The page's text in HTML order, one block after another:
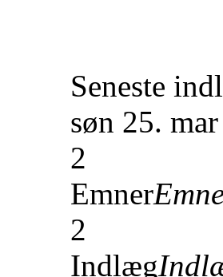
Seneste
søn 25.
2
Emner
2
Indlæg